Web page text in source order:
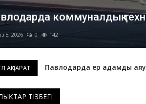
коммуналдық
5, 2026 0 142
АҚПАРАТ
Павлодарда жеңіл
Екібастұзда жарақат алған
ТІЗБЕГІ